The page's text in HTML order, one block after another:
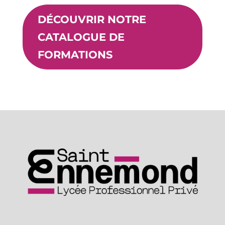
DÉCOUVRIR NOTRE
CATALOGUE DE
FORMATIONS